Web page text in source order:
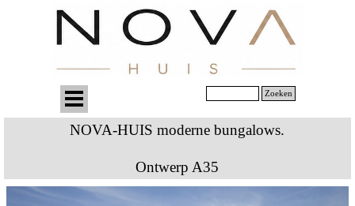
Zoeken
NOVA-HUIS moderne bungalows.
Ontwerp A35